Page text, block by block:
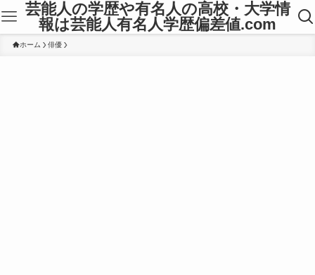
芸能人の学歴や有名人の高校・大学情
報は芸能人有名人学歴偏差値.com
ホーム 俳優